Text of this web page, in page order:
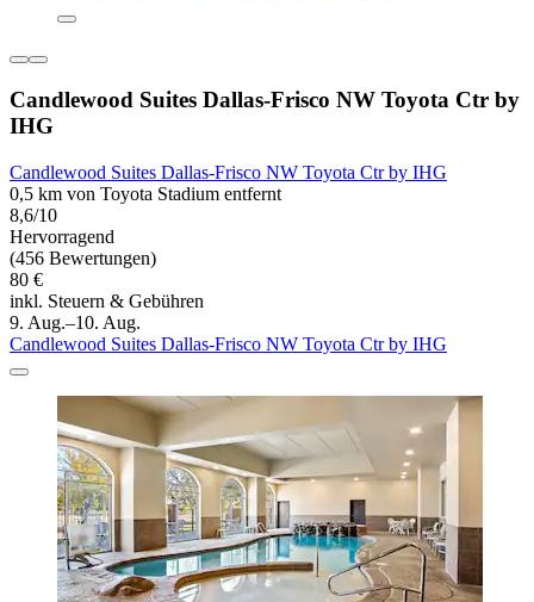
Candlewood Suites Dallas-Frisco NW Toyota Ctr by
IHG
Candlewood Suites Dallas-Frisco NW Toyota Ctr by IHG
0,5 km von Toyota Stadium entfernt
8,6/10
Hervorragend
(456 Bewertungen)
80 €
inkl. Steuern & Gebühren
9. Aug.–10. Aug.
Candlewood Suites Dallas-Frisco NW Toyota Ctr by IHG